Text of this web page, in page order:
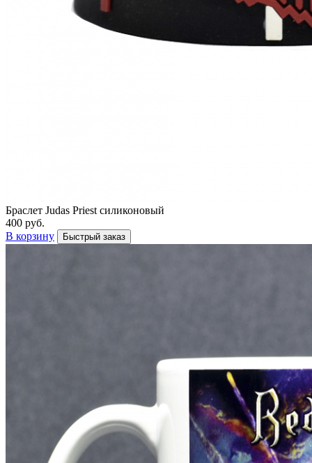
Браслет Judas Priest силиконовый
400 руб.
В корзину
Быстрый заказ